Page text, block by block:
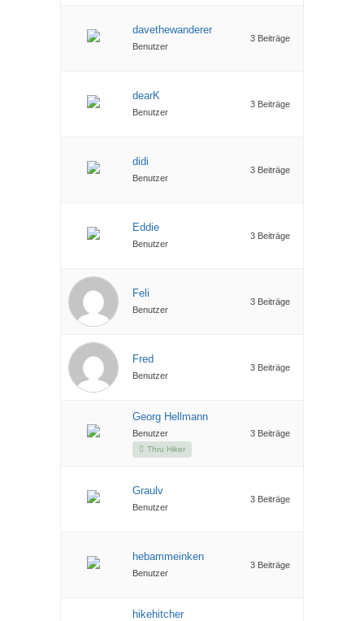
davethewanderer
Benutzer
3 Beiträge
dearK
Benutzer
3 Beiträge
didi
Benutzer
3 Beiträge
Eddie
Benutzer
3 Beiträge
Feli
Benutzer
3 Beiträge
Fred
Benutzer
3 Beiträge
Georg Hellmann
Benutzer
Thru Hiker
3 Beiträge
Graulv
Benutzer
3 Beiträge
hebammeinken
Benutzer
3 Beiträge
hikehitcher